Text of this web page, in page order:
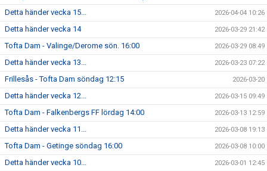
Detta händer vecka 15... 2026-04-04 10:26
Detta händer vecka 14 2026-03-29 21:42
Tofta Dam - Valinge/Derome sön. 16:00 2026-03-29 08:49
Detta händer vecka 13... 2026-03-23 07:22
Frillesås - Tofta Dam söndag 12:15 2026-03-20
Detta händer vecka 12... 2026-03-15 09:49
Tofta Dam - Falkenbergs FF lördag 14:00 2026-03-13 12:59
Detta händer vecka 11... 2026-03-08 19:13
Tofta Dam - Getinge söndag 16:00 2026-03-08 10:00
Detta händer vecka 10... 2026-03-01 12:45